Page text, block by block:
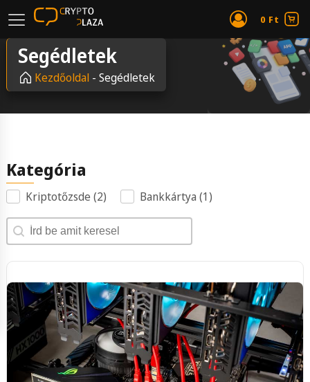
0 Ft
Segédletek
Kezdőoldal- Segédletek
Kategória
Kriptotőzsde(2) Bankkártya(1)
Search